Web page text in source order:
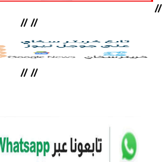
//
//
//
//
//